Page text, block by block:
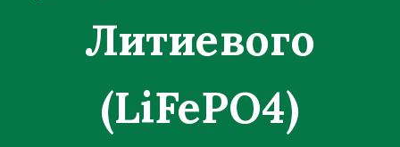
Литиевого
(LiFePO4)